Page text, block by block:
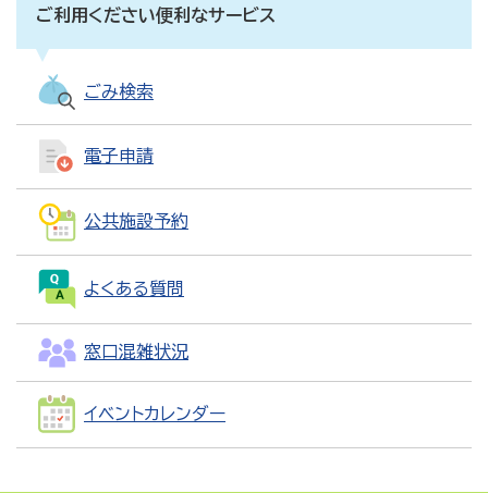
ご利用ください便利なサービス
ごみ検索
電子申請
公共施設予約
よくある質問
窓口混雑状況
イベントカレンダー